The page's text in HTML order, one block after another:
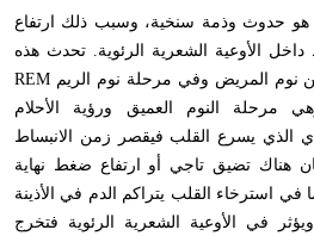
هو حدوث وذمة سنخية، وسبب ذلك ارتفاع
الأوعية الشعرية الرئوية. تحدث هذه
REM
مرحلة النوم العميق ورؤية الأحلام
الذي يسرع القلب فيقصر زمن الانبساط
كان هناك تضيق تاجي أو ارتفاع ضغط نهاية
في استرخاء القلب يتراكم الدم في الأذينة
في الأوعية الشعرية الرئوية فتخرج